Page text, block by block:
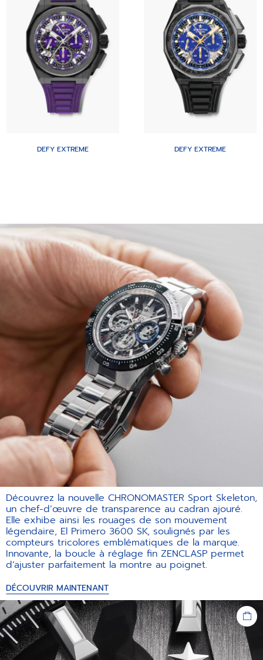
DEFY EXTREME DEFY EXTREME
Découvrez la nouvelle CHRONOMASTER Sport Skeleton,
un chef-d’œuvre de transparence au cadran ajouré.
Elle exhibe ainsi les rouages de son mouvement
légendaire, El Primero 3600 SK, soulignés par les
compteurs tricolores emblématiques de la marque.
Innovante, la boucle à réglage fin ZENCLASP permet
d’ajuster parfaitement la montre au poignet.
DÉCOUVRIR MAINTENANT